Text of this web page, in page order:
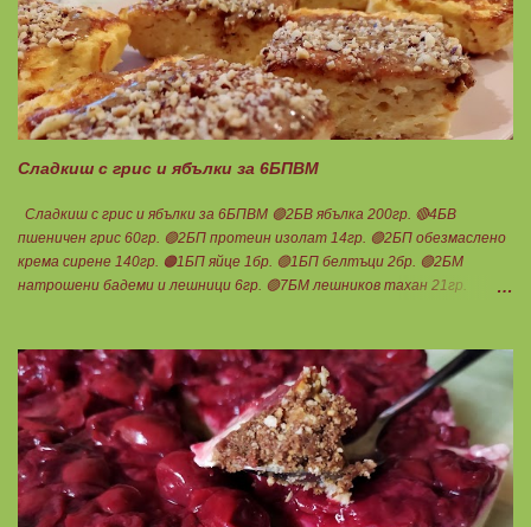
Пече се до готовност. Заливката е от яйца,кашкавал и 150гр. кисело
мляко. Цялото количество можете да разпределите на порции и да
хапвате както предпочитате. Нека да ни е вкусно заедно! Люси
Сладкиш с грис и ябълки за 6БПВМ
Сладкиш с грис и ябълки за 6БПВМ 🟢2БВ ябълка 200гр. 🔴4БВ
пшеничен грис 60гр. 🟢2БП протеин изолат 14гр. 🟢2БП обезмаслено
крема сирене 140гр. 🟠1БП яйце 1бр. 🟢1БП белтъци 2бр. 🟢2БМ
натрошени бадеми и лешници 6гр. 🟢7БМ лешников тахан 21гр.
добре разбитите яйца. Към тях се добавят и останалите продукти
без тахана и ядките. Ако не разполагате с крема сирене, може да
замените със скир. 2БП 128гр. Пече се в загрята фурна до
зачервяване. Още топъл се намазва с тахан и се поръсва с ядки.
Нарязва се на 6 равни части, всяка за 1БПВМ. Чудесна следобедна
закуска с чаша мляко ... Нека да ни е вкусно заедно! Люси